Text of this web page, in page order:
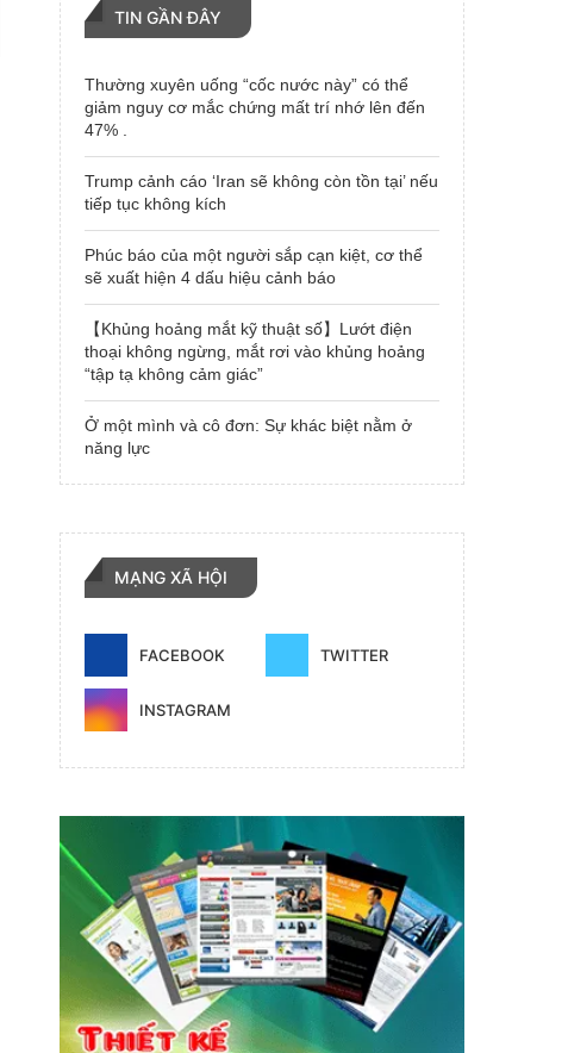
TIN GẦN ĐÂY
Thường xuyên uống “cốc nước này” có thể
giảm nguy cơ mắc chứng mất trí nhớ lên đến
47% .
Trump cảnh cáo ‘Iran sẽ không còn tồn tại’ nếu
tiếp tục không kích
Phúc báo của một người sắp cạn kiệt, cơ thể
sẽ xuất hiện 4 dấu hiệu cảnh báo
【Khủng hoảng mắt kỹ thuật số】Lướt điện
thoại không ngừng, mắt rơi vào khủng hoảng
“tập tạ không cảm giác”
Ở một mình và cô đơn: Sự khác biệt nằm ở
năng lực
MẠNG XÃ HỘI
FACEBOOK TWITTER
INSTAGRAM